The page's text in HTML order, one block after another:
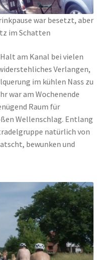
war besetzt, aber
im Schatten
am Kanal bei vielen
Verlangen,
im kühlen Nass zu
war am Wochenende
Raum für
Wellenschlag. Entlang
natürlich von
bewunken und